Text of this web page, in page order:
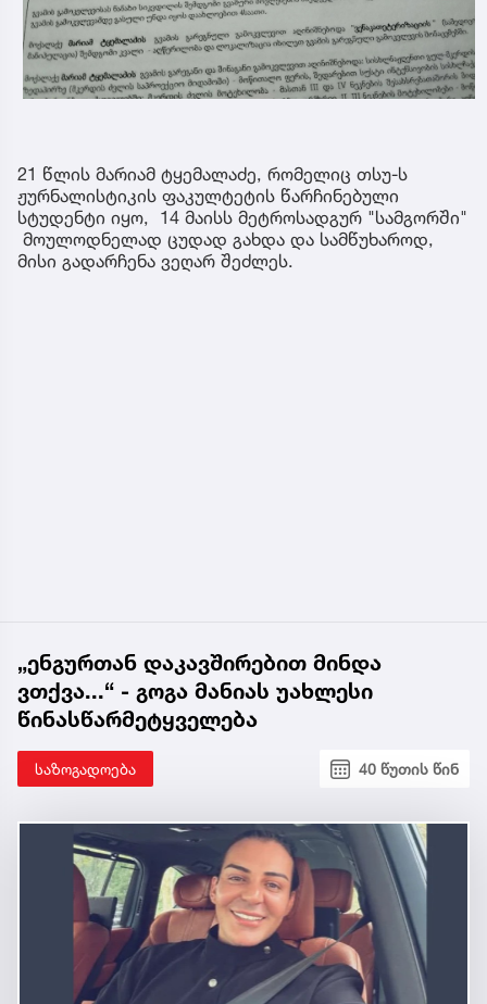
21 წლის მარიამ ტყემალაძე, რომელიც თსუ-ს
ჟურნალისტიკის ფაკულტეტის წარჩინებული
სტუდენტი იყო, 14 მაისს მეტროსადგურ "სამგორში"
მოულოდნელად ცუდად გახდა და სამწუხაროდ,
მისი გადარჩენა ვეღარ შეძლეს.
„ენგურთან დაკავშირებით მინდა
ვთქვა...“ - გოგა მანიას უახლესი
წინასწარმეტყველება
საზოგადოება 40 წუთის წინ